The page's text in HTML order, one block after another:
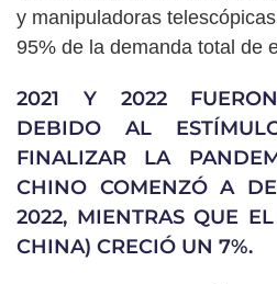
y manipuladoras
95% de la demanda total de
2021 Y 2022 FUERON
DEBIDO AL
FINALIZAR LA
CHINO COMENZÓ A
2022, MIENTRAS QUE
CHINA) CRECIÓ UN 7%.